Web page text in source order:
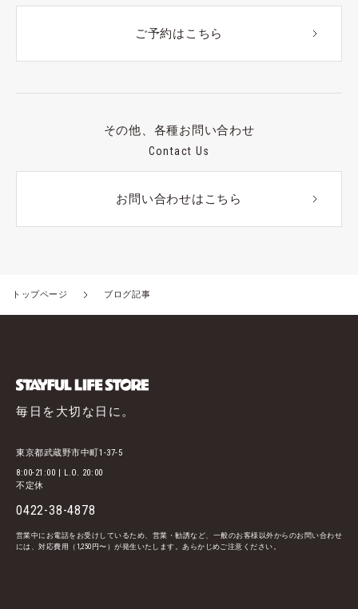
ご予約はこちら
その他、各種お問い合わせ
Contact Us
お問い合わせはこちら
トップページ ブログ記事
毎日を大切な日に。
東京都武蔵野市中町1-37-5
8:00-21:00 | L.O. 20:00
不定休
0422-38-4878
営業中にお電話をお受けしているため、営業・勧誘など、一般のお客様以外からのお問い合わせ
には、対応費用（1,250円〜）が発生いたします。あらかじめご注意ください。